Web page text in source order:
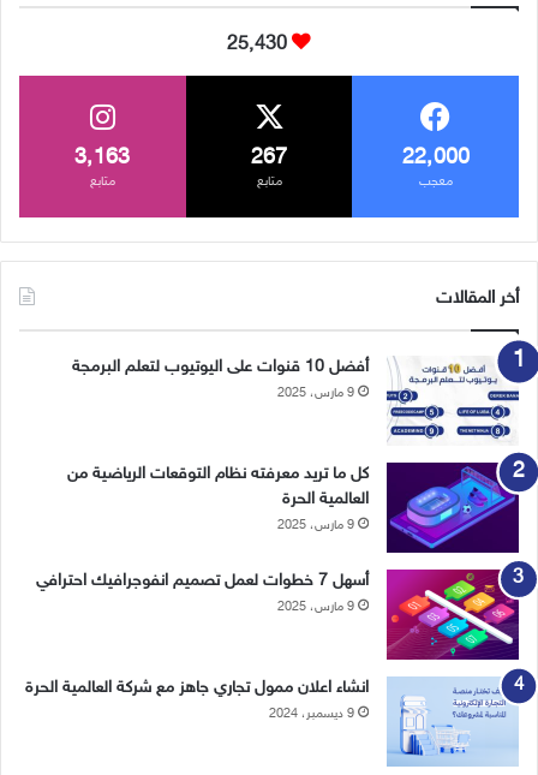
25٬430
22٬000
معجب
267
متابع
3٬163
متابع
أخر المقالات
أفضل 10 قنوات على اليوتيوب لتعلم البرمجة
9 مارس، 2025
كل ما تريد معرفته نظام التوقعات الرياضية من
العالمية الحرة
9 مارس، 2025
أسهل 7 خطوات لعمل تصميم انفوجرافيك احترافي
9 مارس، 2025
انشاء اعلان ممول تجاري جاهز مع شركة العالمية الحرة
9 ديسمبر، 2024